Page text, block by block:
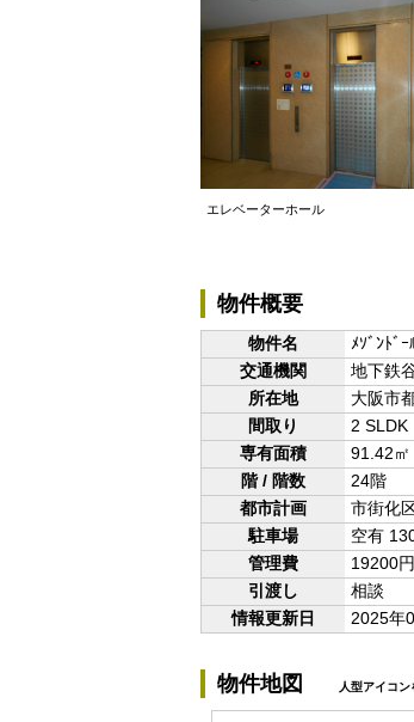
エレベーターホール
物件概要
物件名
ﾒｿﾞﾝﾄﾞ
交通機関
地下鉄
所在地
大阪市
間取り
2 SLDK
専有面積
91.42㎡
階 / 階数
24階
都市計画
市街化
駐車場
空有
管理費
19200円
引渡し
相談
情報更新日
2025年
物件地図 人型アイコ